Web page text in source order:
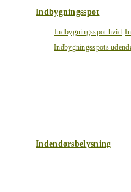
Indbygningsspot
Indbygningsspot hvid
Indbygningsspots
Indendørsbelysning